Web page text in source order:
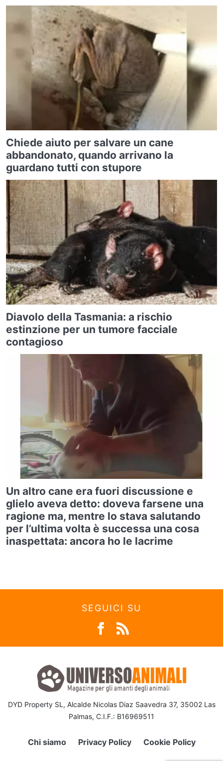
Chiede aiuto per salvare un cane
abbandonato, quando arrivano la
guardano tutti con stupore
Diavolo della Tasmania: a rischio
estinzione per un tumore facciale
contagioso
Un altro cane era fuori discussione e
glielo aveva detto: doveva farsene una
ragione ma, mentre lo stava salutando
per l’ultima volta è successa una cosa
inaspettata: ancora ho le lacrime
SEGUICI SU
DYD Property SL, Alcalde Nicolas Diaz Saavedra 37, 35002 Las
Palmas, C.I.F.: B16969511
Chi siamo Privacy Policy Cookie Policy